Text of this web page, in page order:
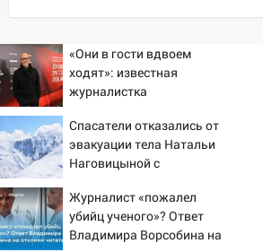
17:30
Где есть бензин в
августа после рабочего
17:05
Ульяновске задержали 19-
сообщницу мошенников
16:12
Вешкайме посиделки с
знакомым закончились для
больницей
«Они в гости вдвоем
ходят»: известная
журналистка
Бондарчука и Исаковой
Спасатели отказались от
эвакуации тела Натальи
Наговицыной с
Журналист «пожалел
убийц ученого»? Ответ
Владимира Ворсобина на